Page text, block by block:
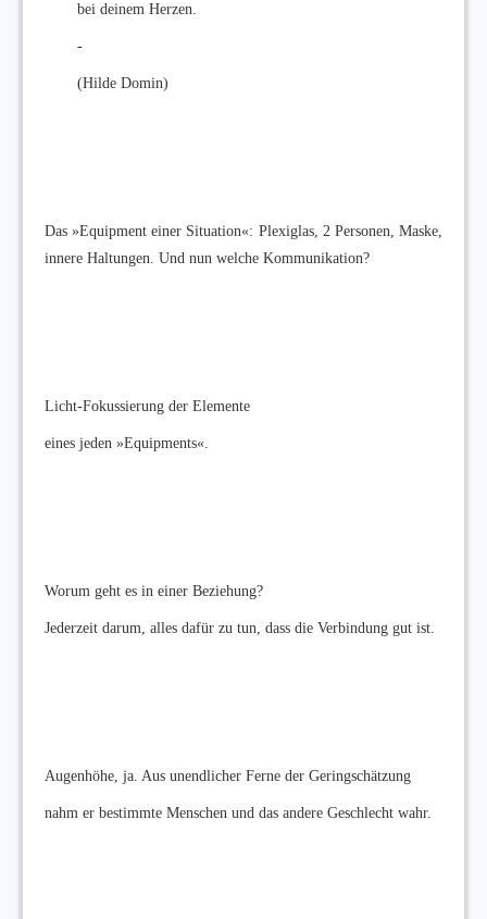
bei deinem Herzen.
-
(Hilde Domin)
Das »Equipment einer Situation«: Plexiglas, 2 Personen, Maske,
innere Haltungen. Und nun welche Kommunikation?
Licht-Fokussierung der Elemente
eines jeden »Equipments«.
Worum geht es in einer Beziehung?
Jederzeit darum, alles dafür zu tun, dass die Verbindung gut ist.
Augenhöhe, ja. Aus unendlicher Ferne der Geringschätzung
nahm er bestimmte Menschen und das andere Geschlecht wahr.